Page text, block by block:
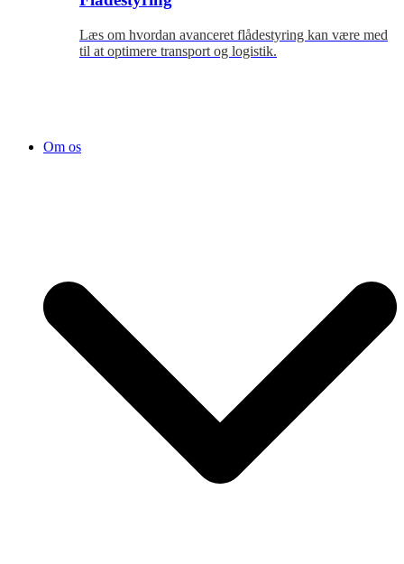
Læs om hvordan avanceret flådestyring kan være med
til at optimere transport og logistik.
Om os